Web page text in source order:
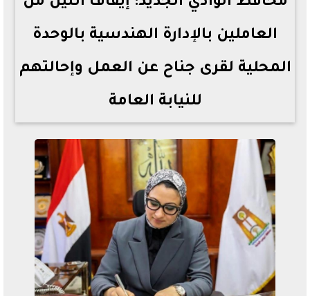
العاملين بالإدارة الهندسية بالوحدة
المحلية لقرى جناح عن العمل وإحالتهم
للنيابة العامة